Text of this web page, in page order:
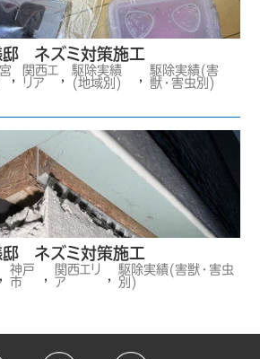
邸 ネズミ対策施工
,
関西エ
リア
,
駆除実績
(地域別)
,
駆除実績(害
獣・害虫別)
邸 ネズミ対策施工
,
神戸
市
,
関西エリ
ア
,
駆除実績(害獣・害虫
別)